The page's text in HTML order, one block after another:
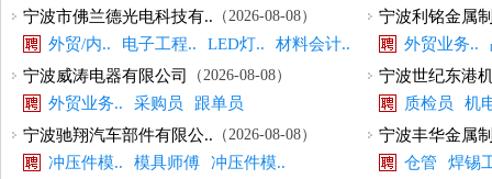
仓库管理..
宁波市佛兰德光电科技有.. （2026-08-08）
外贸/内.. 电子工程.. LED灯.. 材料会计..
宁波利铭金属
外贸业务..
宁波威涛电器有限公司
（2026-08-08）
外贸业务.. 采购员 跟单员
宁波世纪东港
质检员
机
冲压模模..
宁波驰翔汽车部件有限公.. （2026-08-08）
冲压件模.. 模具师傅
冲压件模..
宁波丰华金属
仓管
焊锡